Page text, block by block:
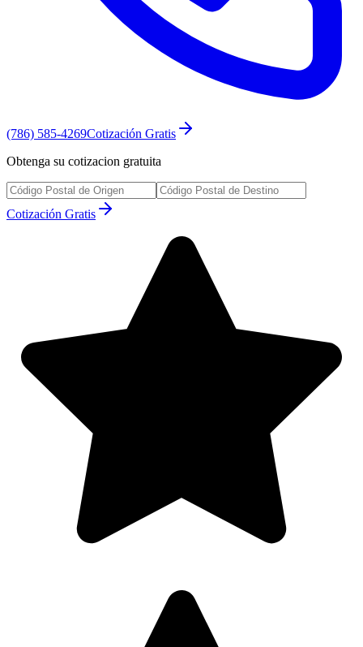
(786) 585-4269Cotización Gratis
Obtenga su cotizacion gratuita
Cotización Gratis